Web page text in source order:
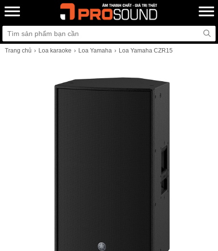
Trang chủ Loa karaoke Loa Yamaha Loa Yamaha CZR15